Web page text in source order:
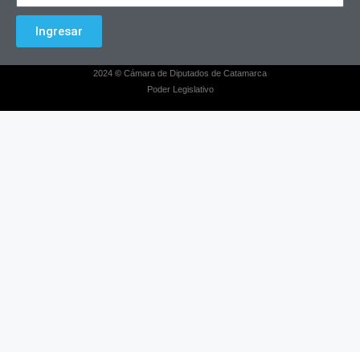
Ingresar
2024 © Cámara de Diputados de Catamarca
Poder Legislativo